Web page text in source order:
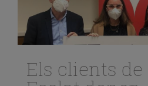
Els clients